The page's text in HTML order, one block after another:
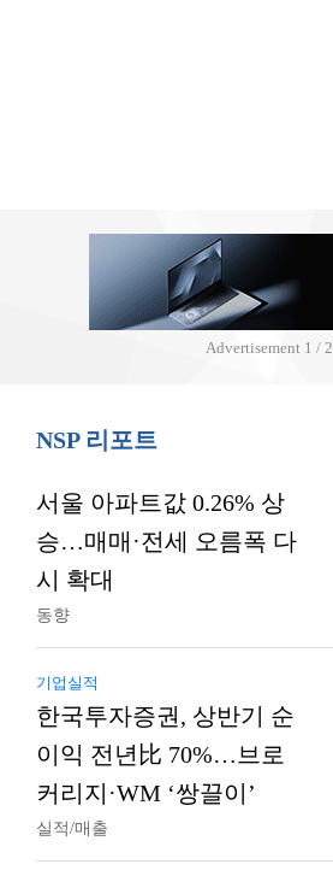
Advertisement 2 / 2
NSP 리포트
서울 아파트값 0.26% 상
승…매매·전세 오름폭 다
시 확대
동향
기업실적
한국투자증권, 상반기 순
이익 전년比 70%…브로
커리지·WM ‘쌍끌이’
실적/매출